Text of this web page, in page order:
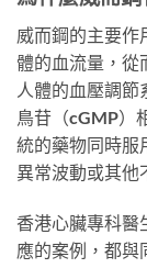
威而鋼的主要作
體的血流量，從
人體的血壓調
鳥苷（cGMP）
統的藥物同時服
異常波動或其他
香港心臟專科醫
應的案例，都與